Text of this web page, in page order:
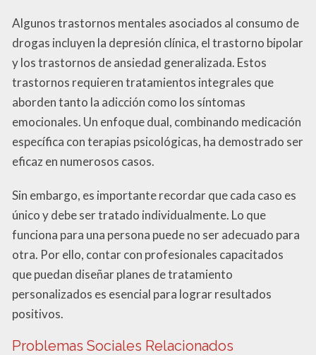
Algunos trastornos mentales asociados al consumo de
drogas incluyen la depresión clínica, el trastorno bipolar
y los trastornos de ansiedad generalizada. Estos
trastornos requieren tratamientos integrales que
aborden tanto la adicción como los síntomas
emocionales. Un enfoque dual, combinando medicación
específica con terapias psicológicas, ha demostrado ser
eficaz en numerosos casos.
Sin embargo, es importante recordar que cada caso es
único y debe ser tratado individualmente. Lo que
funciona para una persona puede no ser adecuado para
otra. Por ello, contar con profesionales capacitados
que puedan diseñar planes de tratamiento
personalizados es esencial para lograr resultados
positivos.
Problemas Sociales Relacionados